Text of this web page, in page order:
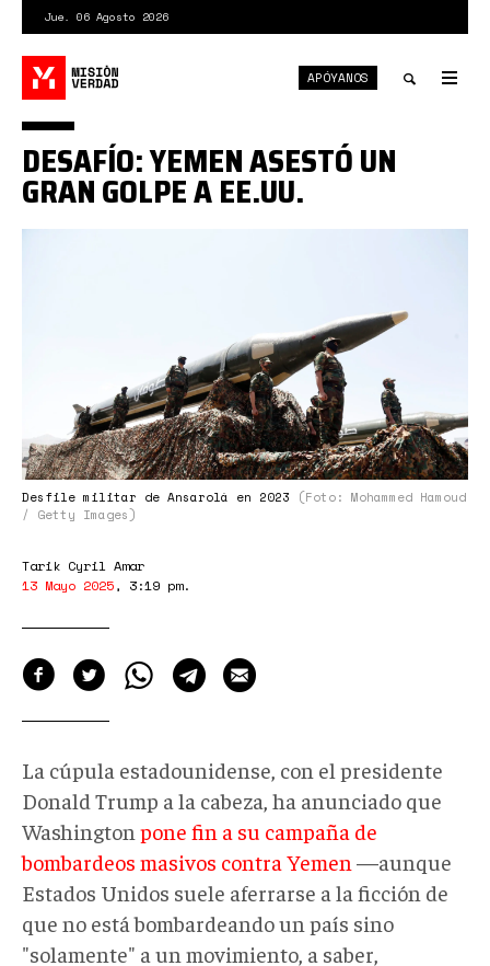
contenido
principal
Jue. 06 Agosto 2026
APÓYANOS
Desfile militar de Ansarolá en 2023
(Foto: Mohammed Hamoud
/ Getty Images)
DESAFÍO: YEMEN ASESTÓ UN
GRAN GOLPE A EE.UU.
Tarik Cyril Amar
13 Mayo 2025, 3:19 pm.
La cúpula estadounidense, con el presidente
Donald Trump a la cabeza, ha anunciado que
Washington pone fin a su campaña de
bombardeos masivos contra Yemen —aunque
Estados Unidos suele aferrarse a la ficción de
que no está bombardeando un país sino
"solamente" a un movimiento, a saber,